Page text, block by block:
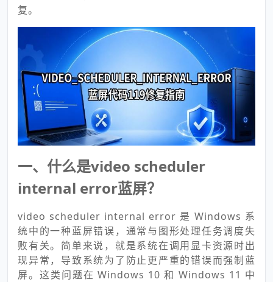
复。
一、什么是video scheduler
internal error蓝屏？
video scheduler internal error 是 Windows 系
统中的一种蓝屏错误，通常与图形处理任务调度失
败有关。简单来说，就是系统在调用显卡资源时出
现异常，导致系统为了防止更严重的错误而强制蓝
屏。这类问题在 Windows 10 和 Windows 11 中